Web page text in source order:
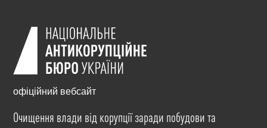
офіційний вебсайт
Очищення влади від корупції заради побудови та